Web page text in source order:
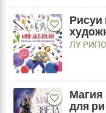
favorite_border
Рисуи
ЛУ
favorite_border
Магия
для